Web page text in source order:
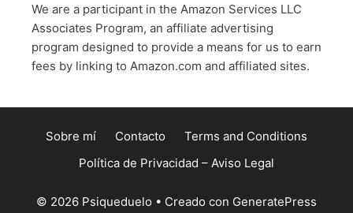
We are a participant in the Amazon Services LLC
Associates Program, an affiliate advertising
program designed to provide a means for us to earn
fees by linking to Amazon.com and affiliated sites.
Sobre mí Contacto
Terms and Conditions
Política de Privacidad – Aviso Legal
© 2026 Psiqueduelo • Creado con GeneratePress